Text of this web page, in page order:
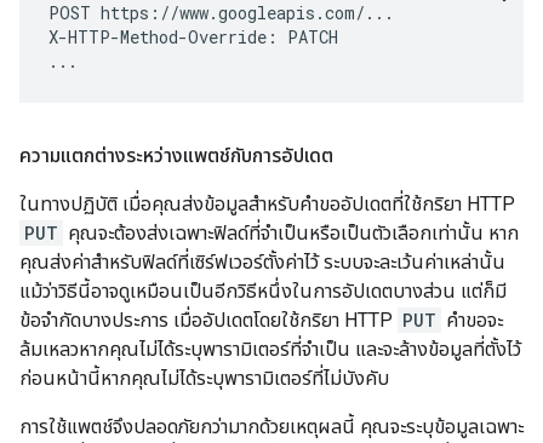
POST https://www.googleapis.com/...
X-HTTP-Method-Override: PATCH
ความแตกต่างระหว่างแพตช์กับการอัปเดต
ในทางปฏิบัติ เมื่อคุณส่งข้อมูลสำหรับคำขออัปเดตที่ใช้กริยา HTTP
PUT คุณจะต้องส่งเฉพาะฟิลด์ที่จำเป็นหรือเป็นตัวเลือกเท่านั้น หาก
คุณส่งค่าสำหรับฟิลด์ที่เซิร์ฟเวอร์ตั้งค่าไว้ ระบบจะละเว้นค่าเหล่านั้น
แม้ว่าวิธีนี้อาจดูเหมือนเป็นอีกวิธีหนึ่งในการอัปเดตบางส่วน แต่ก็มี
ข้อจำกัดบางประการ เมื่ออัปเดตโดยใช้กริยา HTTP PUT คำขอจะ
ล้มเหลวหากคุณไม่ได้ระบุพารามิเตอร์ที่จำเป็น และจะล้างข้อมูลที่ตั้งไว้
ก่อนหน้านี้หากคุณไม่ได้ระบุพารามิเตอร์ที่ไม่บังคับ
การใช้แพตช์จึงปลอดภัยกว่ามากด้วยเหตุผลนี้ คุณจะระบุข้อมูลเฉพาะ